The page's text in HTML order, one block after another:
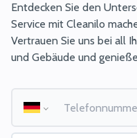
Jetzt
Entdecken Sie den
Service mit Cleanilo
Vertrauen Sie uns bei all
und Gebäude und